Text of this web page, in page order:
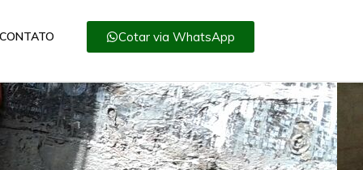
CONTATO Cotar via WhatsApp